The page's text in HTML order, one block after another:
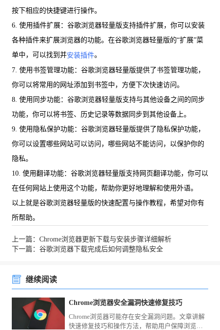
按下相应的快捷键进行操作。
6. 使用插件扩展：谷歌浏览器轻量版支持插件扩展，你可以安装
各种插件来扩展浏览器的功能。在谷歌浏览器轻量版的“扩展”菜
单中，可以找到并安装插件。
7. 使用书签管理功能：谷歌浏览器轻量版提供了书签管理功能，
你可以将常用的网址添加到书签中，方便下次快速访问。
8. 使用同步功能：谷歌浏览器轻量版支持与其他设备之间的同步
功能，你可以将书签、历史记录等数据同步到其他设备上。
9. 使用隐私保护功能：谷歌浏览器轻量版提供了隐私保护功能，
你可以设置哪些网站可以访问，哪些网站不能访问，以保护你的
隐私。
10. 使用翻译功能：谷歌浏览器轻量版支持网页翻译功能，你可以
在任何网站上使用这个功能，帮助你更好地理解和使用外语。
以上就是谷歌浏览器轻量版的快速配置与操作教程，希望对你有
所帮助。
上一篇：Chrome浏览器更新下载与安装步骤详细解析
下一篇：谷歌浏览器下载完成后如何调整隐私安全
继续阅读
Chrome浏览器安全漏洞快速修复技巧
Chrome浏览器可能存在安全漏洞问题。文章讲解
快速修复技巧和操作方法，帮助用户保障浏览器